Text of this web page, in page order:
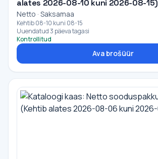
alates 2026-08-10 kuni 2026-08-15)
Netto · Saksamaa
Kehtib 08-10 kuni 08-15
Uuendatud 3 päeva tagasi
Kontrollitud
Ava brošüür